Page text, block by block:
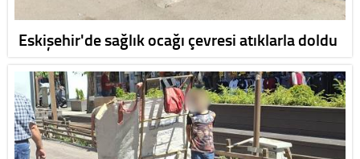
Eskişehir'de sağlık ocağı çevresi atıklarla doldu